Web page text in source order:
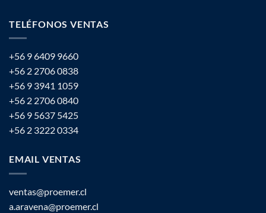
TELÉFONOS VENTAS
+56 9 6409 9660
+56 2 2706 0838
+56 9 3941 1059
+56 2 2706 0840
+56 9 5637 5425
+56 2 3222 0334
EMAIL VENTAS
ventas@proemer.cl
a.aravena@proemer.cl